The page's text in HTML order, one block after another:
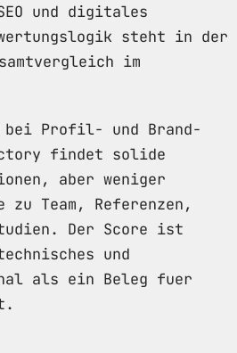
und digitales
steht in der
im
bei Profil- und Brand-
findet solide
aber weniger
Team, Referenzen,
Der Score ist
und
als ein Beleg fuer